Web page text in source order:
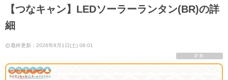
【つなキャン】LEDソーラーランタン(BR)の詳
細
最終更新：2026年8月1日(土) 08:01
PR